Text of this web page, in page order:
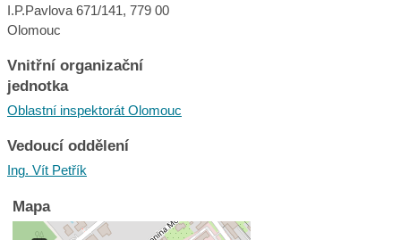
I.P.Pavlova 671/141, 779 00
Olomouc
Vnitřní organizační
jednotka
Oblastní inspektorát Olomouc
Vedoucí oddělení
Ing. Vít Petřík
Mapa